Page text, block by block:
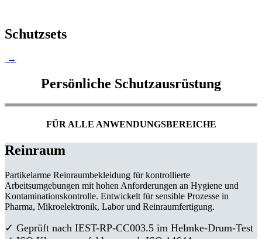
Schutzsets
→
Persönliche Schutzausrüstung
FÜR ALLE ANWENDUNGSBEREICHE
Reinraum
Partikelarme Reinraumbekleidung für kontrollierte
Arbeitsumgebungen mit hohen Anforderungen an Hygiene und
Kontaminationskontrolle. Entwickelt für sensible Prozesse in
Pharma, Mikroelektronik, Labor und Reinraumfertigung.
✓ Geprüft nach IEST-RP-CC003.5 im Helmke-Drum-Test